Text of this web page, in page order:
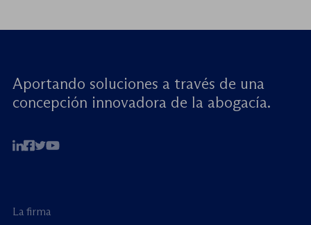
Aportando soluciones a través de una
concepción innovadora de la abogacía.
La firma